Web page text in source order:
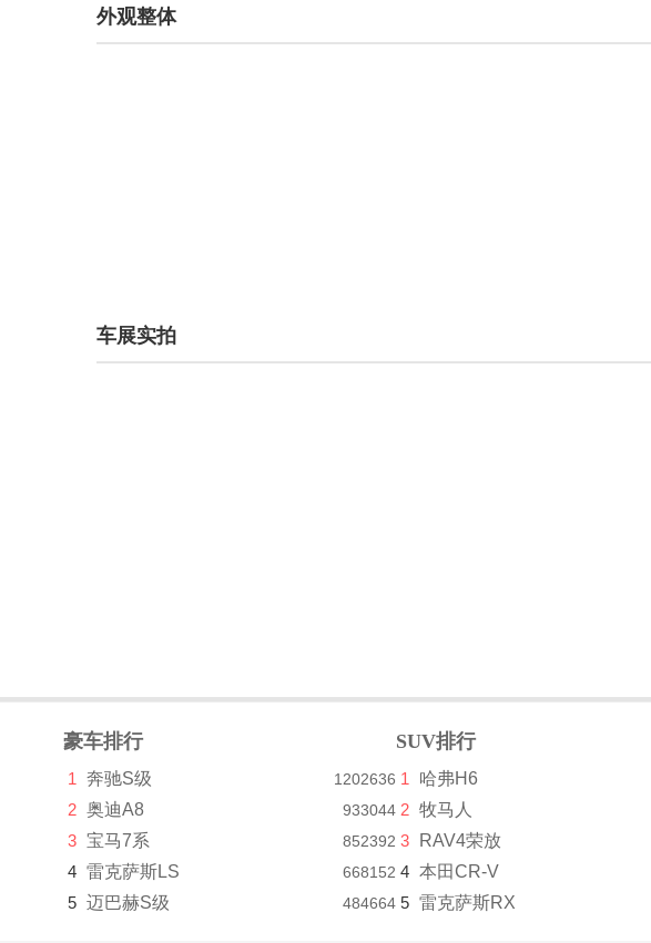
外观整体
车展实拍
豪车排行
1 奔驰S级 1202636
2 奥迪A8 933044
3 宝马7系 852392
4 雷克萨斯LS 668152
5 迈巴赫S级 484664
SUV排行
1 哈弗H6
2 牧马人
3 RAV4荣放
4 本田CR-V
5 雷克萨斯RX